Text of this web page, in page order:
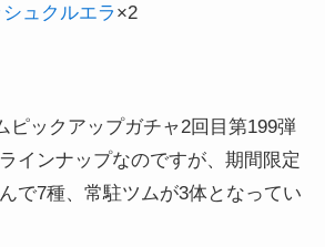
ュクルエラ ×2
ピックアップガチャ2回目第199弾
インナップなのですが、期間限定
で7種、常駐ツムが3体となってい